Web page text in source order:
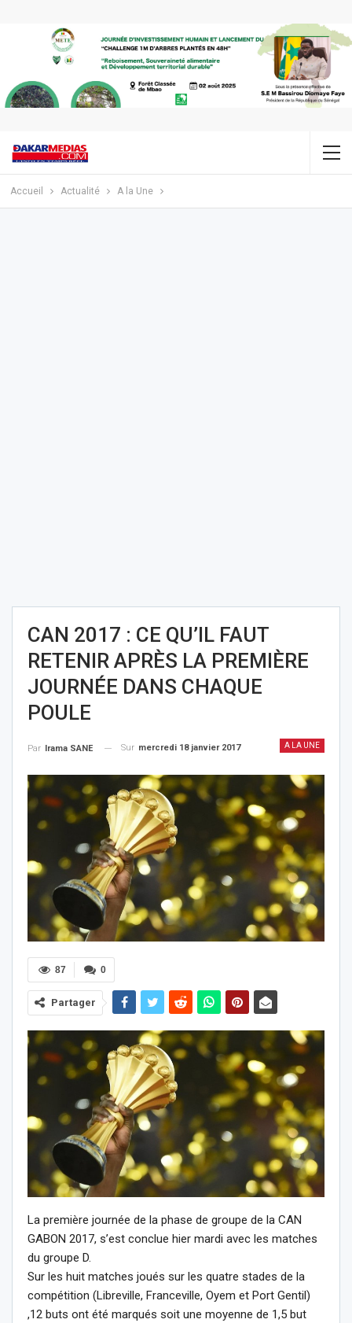
Accueil Actualité A la Une
CAN 2017 : CE QU’IL FAUT
RETENIR APRÈS LA PREMIÈRE
JOURNÉE DANS CHAQUE
POULE
A LA UNE
Par Irama SANE Sur mercredi 18 janvier 2017
0
87
Partager
La première journée de la phase de groupe de la CAN
GABON 2017, s’est conclue hier mardi avec les matches
du groupe D.
Sur les huit matches joués sur les quatre stades de la
compétition (Libreville, Franceville, Oyem et Port Gentil)
,12 buts ont été marqués soit une moyenne de 1,5 but